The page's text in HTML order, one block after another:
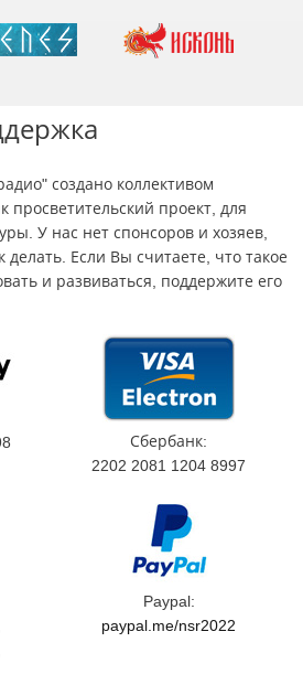
создано коллективом
проект, для
У нас нет спонсоров и хозяев,
Если Вы считаете, что такое
и развиваться, поддержите его
Сбербанк:
2202 2081 1204 8997
Paypal:
paypal.me/nsr2022